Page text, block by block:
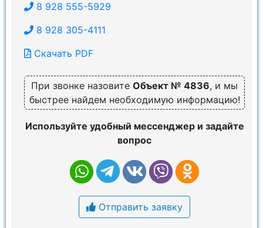
8 928 555-5929
8 928 305-4111
Скачать PDF
При звонке назовите Объект № 4836, и мы
быстрее найдем необходимую информацию!
Используйте удобный мессенджер и задайте
вопрос
Отправить заявку